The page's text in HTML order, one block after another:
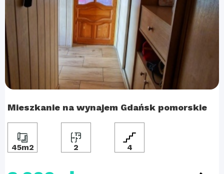
Mieszkanie na wynajem Gdańsk pomorskie
45m2 2 4